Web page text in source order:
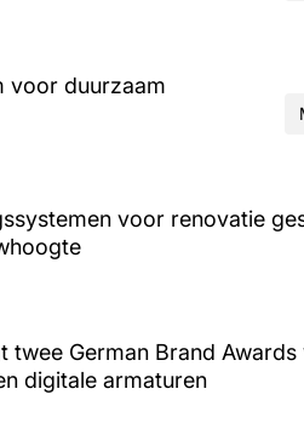
voor duurzaam
voor renovatie
twee German Brand
digitale armaturen